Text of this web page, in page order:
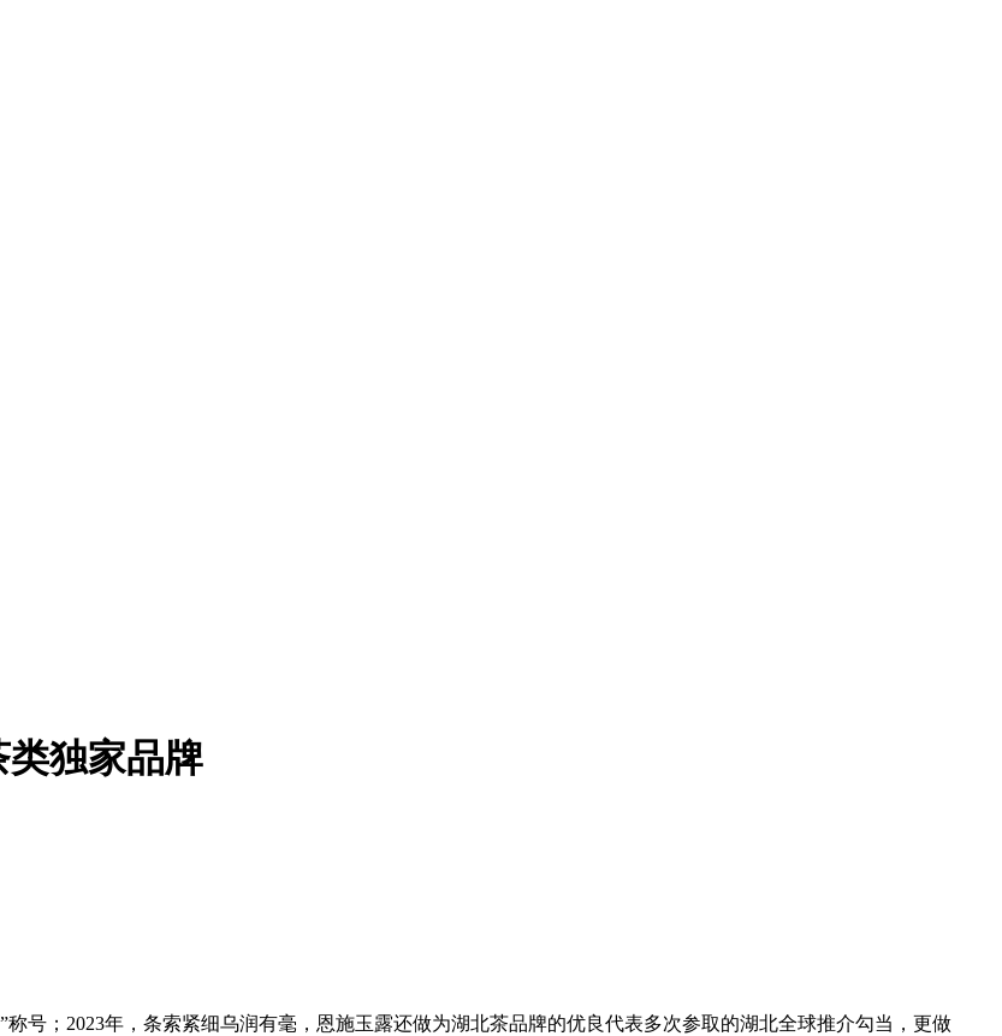
独家品牌
；2023年，条索紧细乌润有毫，恩施玉露还做为湖北茶品牌的优良代表多次参取的湖北全球推介勾当，更做